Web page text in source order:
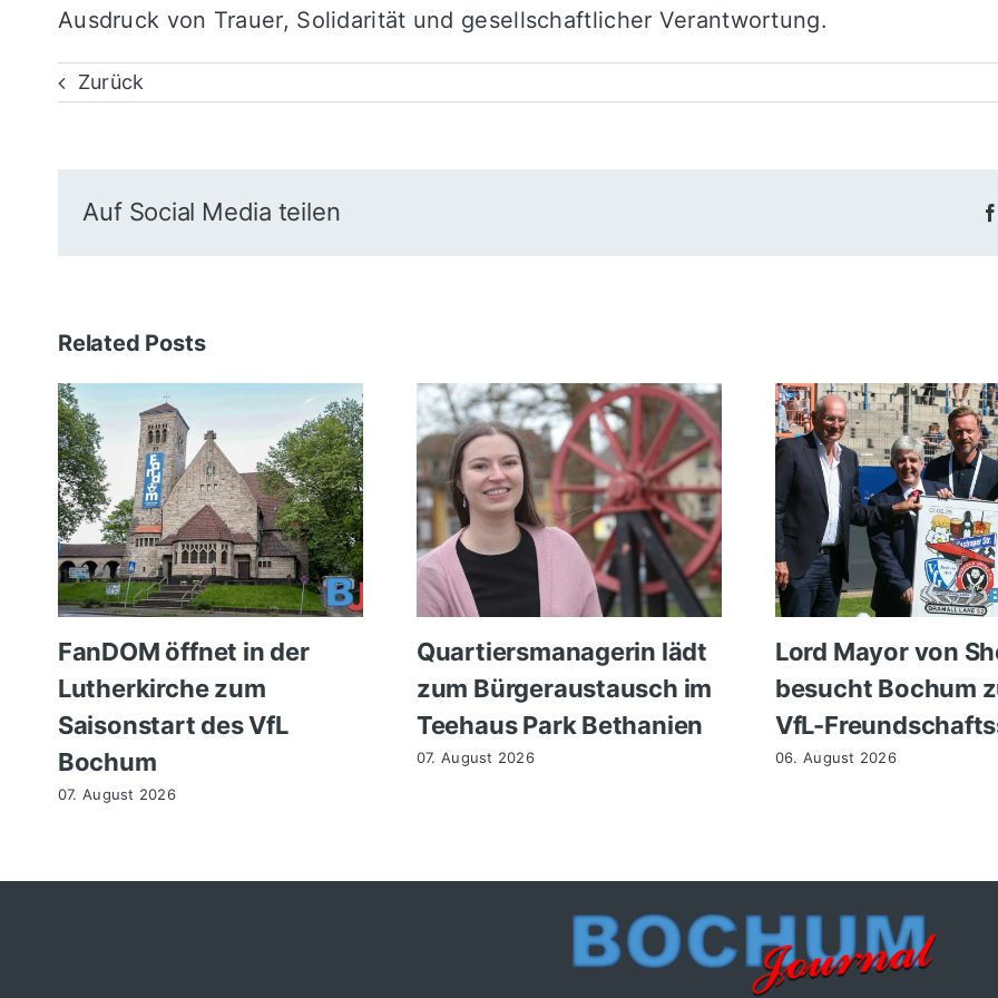
Ausdruck von Trauer, Solidarität und gesellschaftlicher Verantwortung.
Zurück
Auf Social Media teilen
Related Posts
FanDOM öffnet in der
Lutherkirche zum
Saisonstart des VfL
Bochum
07. August 2026
Quartiersmanagerin lädt
zum Bürgeraustausch im
Teehaus Park Bethanien
07. August 2026
Lord Mayor von
besucht Bochum
VfL-
06. August 2026